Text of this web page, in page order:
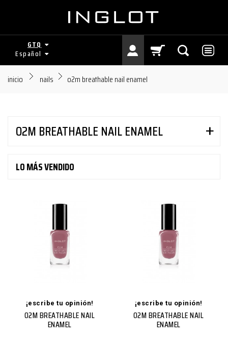
GTQ
Español
inicio nails o2m breathable nail enamel
O2M BREATHABLE NAIL ENAMEL
LO MÁS VENDIDO
¡escribe tu opinión!
O2M BREATHABLE NAIL
ENAMEL
¡escribe tu opinión!
O2M BREATHABLE NAIL
ENAMEL